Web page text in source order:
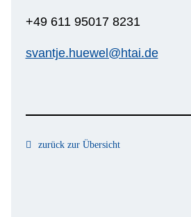
+49 611 95017 8231
svantje.huewel@htai.de
zurück zur Übersicht